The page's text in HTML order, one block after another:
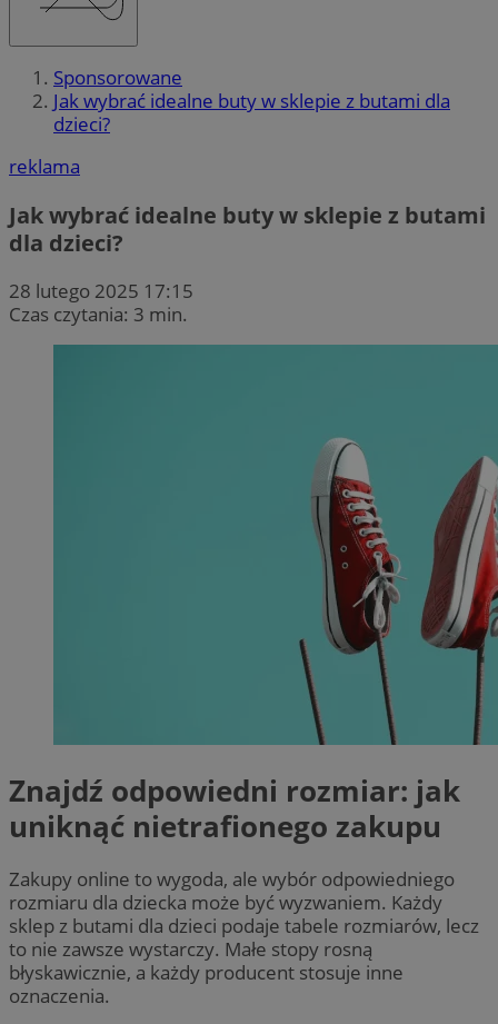
Sponsorowane
Jak wybrać idealne buty w sklepie z butami dla
dzieci?
reklama
Jak wybrać idealne buty w sklepie z butami
dla dzieci?
28 lutego 2025 17:15
Czas czytania: 3 min.
Znajdź odpowiedni rozmiar: jak
uniknąć nietrafionego zakupu
Zakupy online to wygoda, ale wybór odpowiedniego
rozmiaru dla dziecka może być wyzwaniem. Każdy
sklep z butami dla dzieci podaje tabele rozmiarów, lecz
to nie zawsze wystarczy. Małe stopy rosną
błyskawicznie, a każdy producent stosuje inne
oznaczenia.